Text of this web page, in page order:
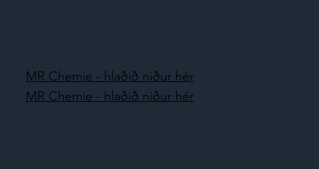
MR Chemie - hlaðið niður hér
MR Chemie - hlaðið niður hér